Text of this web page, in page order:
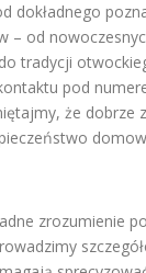
dokładnego
– od
tradycji
pod
że
zrozumienie